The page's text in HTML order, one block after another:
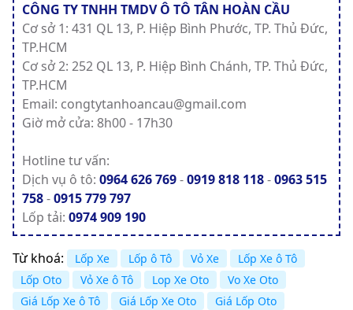
CÔNG TY TNHH TMDV Ô TÔ TÂN HOÀN CẦU
Cơ sở 1: 431 QL 13, P. Hiệp Bình Phước, TP. Thủ Đức,
TP.HCM
Cơ sở 2: 252 QL 13, P. Hiệp Bình Chánh, TP. Thủ Đức,
TP.HCM
Email: congtytanhoancau@gmail.com
Giờ mở cửa: 8h00 - 17h30
Hotline tư vấn:
Dịch vụ ô tô: 0964 626 769-0919 818 118-0963 515
758-0915 779 797
Lốp tải: 0974 909 190
Từ khoá: Lốp Xe Lốp ô Tô Vỏ Xe
Lốp Xe ô Tô
Lốp Oto
Vỏ Xe ô Tô Lop Xe Oto
Vo Xe Oto
Giá Lốp Xe ô Tô
Giá Lốp Xe Oto
Giá Lốp Oto